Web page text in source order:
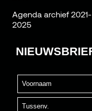
Agenda archief 2021-
2025